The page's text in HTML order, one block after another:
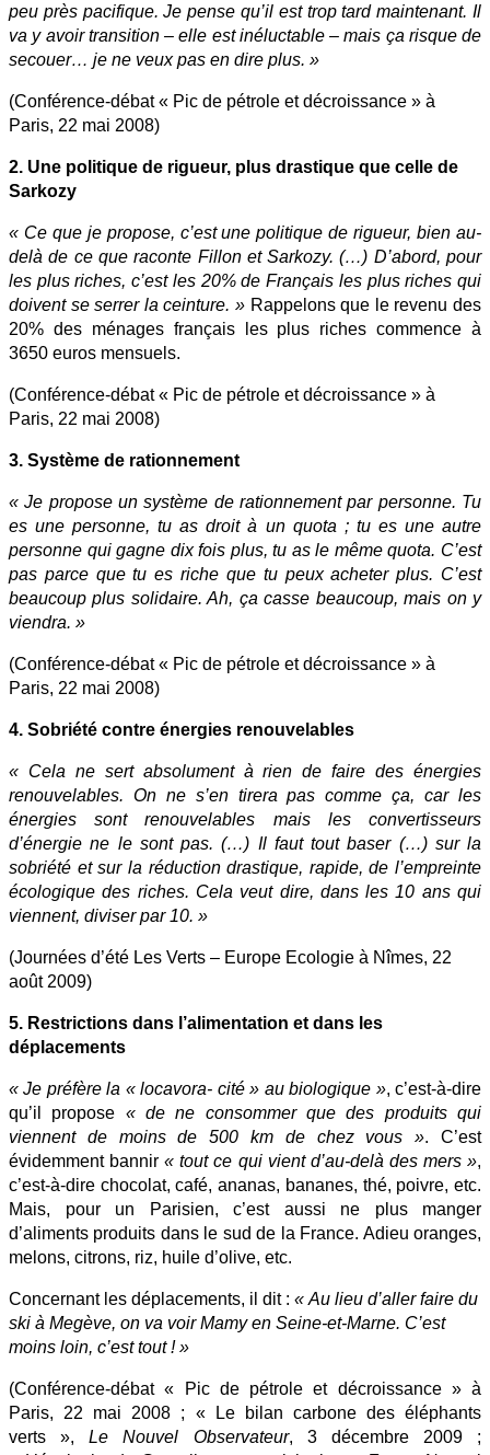
peu près pacifique. Je pense qu’il est trop tard maintenant. Il
va y avoir transition – elle est inéluctable – mais ça risque de
secouer… je ne veux pas en dire plus. »
(Conférence-débat « Pic de pétrole et décroissance » à
Paris, 22 mai 2008)
2. Une politique de rigueur, plus drastique que celle de
Sarkozy
« Ce que je propose, c’est une politique de rigueur, bien au-
delà de ce que raconte Fillon et Sarkozy. (…) D’abord, pour
les plus riches, c’est les 20% de Français les plus riches qui
doivent se serrer la ceinture. » Rappelons que le revenu des
20% des ménages français les plus riches commence à
3650 euros mensuels.
(Conférence-débat « Pic de pétrole et décroissance » à
Paris, 22 mai 2008)
3. Système de rationnement
« Je propose un système de rationnement par personne. Tu
es une personne, tu as droit à un quota ; tu es une autre
personne qui gagne dix fois plus, tu as le même quota. C’est
pas parce que tu es riche que tu peux acheter plus. C’est
beaucoup plus solidaire. Ah, ça casse beaucoup, mais on y
viendra. »
(Conférence-débat « Pic de pétrole et décroissance » à
Paris, 22 mai 2008)
4. Sobriété contre énergies renouvelables
« Cela ne sert absolument à rien de faire des énergies
renouvelables. On ne s’en tirera pas comme ça, car les
énergies sont renouvelables mais les convertisseurs
d’énergie ne le sont pas. (…) Il faut tout baser (…) sur la
sobriété et sur la réduction drastique, rapide, de l’empreinte
écologique des riches. Cela veut dire, dans les 10 ans qui
viennent, diviser par 10. »
(Journées d’été Les Verts – Europe Ecologie à Nîmes, 22
août 2009)
5. Restrictions dans l’alimentation et dans les
déplacements
« Je préfère la « locavora- cité » au biologique », c’est-à-dire
qu’il propose « de ne consommer que des produits qui
viennent de moins de 500 km de chez vous ». C’est
évidemment bannir« tout ce qui vient d’au-delà des mers »,
c’est-à-dire chocolat, café, ananas, bananes, thé, poivre, etc.
Mais, pour un Parisien, c’est aussi ne plus manger
d’aliments produits dans le sud de la France. Adieu oranges,
melons, citrons, riz, huile d’olive, etc.
Concernant les déplacements, il dit : « Au lieu d’aller faire du
ski à Megève, on va voir Mamy en Seine-et-Marne. C’est
moins loin, c’est tout ! »
(Conférence-débat « Pic de pétrole et décroissance » à
Paris, 22 mai 2008 ; « Le bilan carbone des éléphants
verts »,Le Nouvel Observateur, 3 décembre 2009 ;